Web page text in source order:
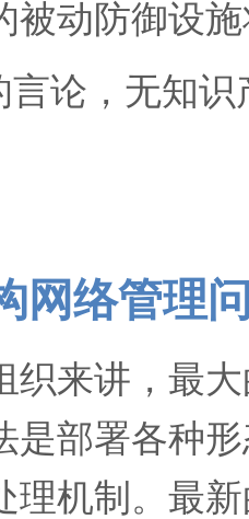
被动防御设
言论，无知
网络管理
织来讲，最
是部署各种
理机制。最